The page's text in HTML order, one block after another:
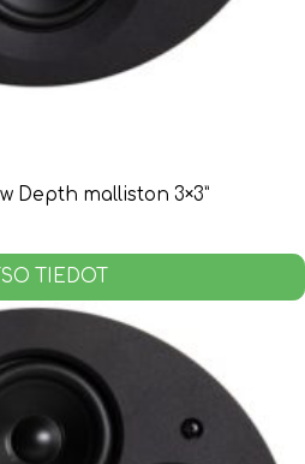
Depth malliston 3×3”
TIEDOT